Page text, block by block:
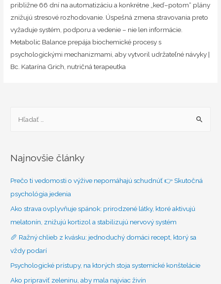
približne 66 dní na automatizáciu a konkrétne „keď–potom“ plány
znižujú stresové rozhodovanie. Úspešná zmena stravovania preto
vyžaduje systém, podporu a vedenie – nie len informácie.
Metabolic Balance prepája biochemické procesy s
psychologickými mechanizmami, aby vytvoril udržateľné návyky |
Bc. Katarína Grich, nutričná terapeutka
d
ť
:
Najnovšie články
Prečo ti vedomosti o výžive nepomáhajú schudnúť 👉 Skutočná
psychológia jedenia
Ako strava ovplyvňuje spánok: prirodzené látky, ktoré aktivujú
melatonín, znižujú kortizol a stabilizujú nervový systém
🥖 Ražný chlieb z kvásku: jednoduchý domáci recept, ktorý sa
vždy podarí
Psychologické prístupy, na ktorých stoja systemické konštelácie
Ako pripraviť zeleninu, aby mala najviac živín